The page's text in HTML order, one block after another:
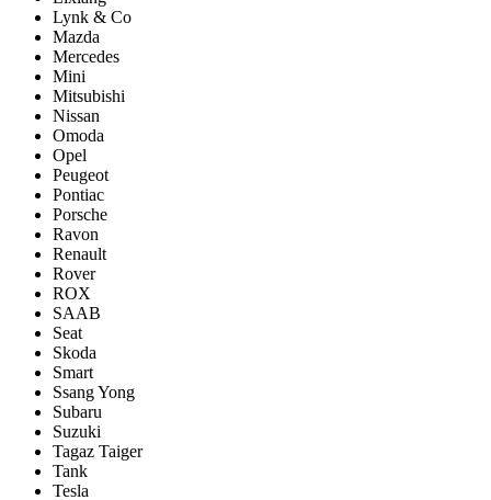
Lynk & Co
Mazda
Mercedes
Mini
Mitsubishi
Nissan
Omoda
Opel
Peugeot
Pontiac
Porsсhe
Ravon
Renault
Rover
ROX
SAAB
Seat
Skoda
Smart
Ssang Yong
Subaru
Suzuki
Tagaz Taiger
Tank
Tesla